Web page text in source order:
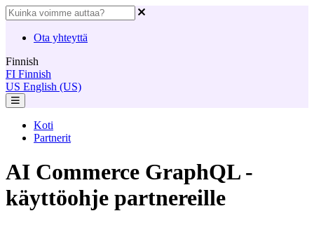
Ota yhteyttä
Finnish
FI Finnish
US English (US)
Koti
Partnerit
AI Commerce GraphQL -
käyttöohje partnereille